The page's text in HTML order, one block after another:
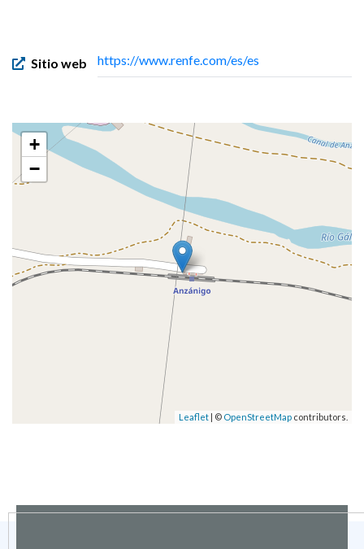
Sitio web https://www.renfe.com/es/es
+
−
Leaflet | © OpenStreetMap contributors.